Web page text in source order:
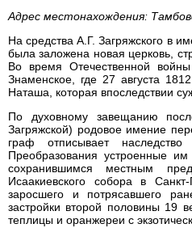
Адрес местонахождения:
На средства А.Г. Загряжского в
была заложена новая церковь,
Во время Отечественной
Знаменское, где 27 августа
Наташа, которая впоследствии
По духовному завещанию
Загряжской) родовое имение
граф отписывает
Преобразования устроенные
сохранившимся местным
Исаакиевского собора в
заросшего и потрясавшего
застройки второй половины 19
теплицы и оранжереи с